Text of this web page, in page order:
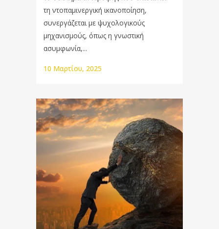
τη ντοπαμινεργική ικανοποίηση,
συνεργάζεται με ψυχολογικούς
μηχανισμούς, όπως η γνωστική
ασυμφωνία,...
10 Μαρτίου, 2025